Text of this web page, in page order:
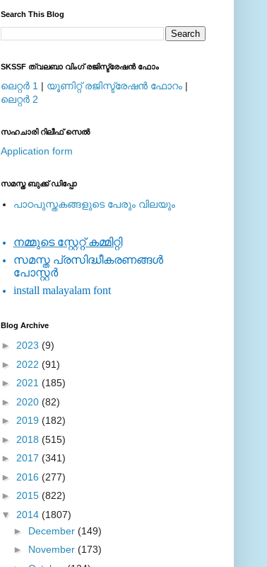
Search This Blog
SKSSF ത്വലബാ വിംഗ് രജിസ്ട്രേഷന്‍ ഫോം
ലെറ്റര്‍ 1 | യൂണിറ്റ് രജിസ്ട്രേഷന്‍ ഫോറം |
ലെറ്റര്‍ 2
സഹചാരി റിലീഫ് സെല്‍
Application form
സമസ്ത ബുക്ക് ഡിപ്പോ
പാഠപുസ്തകങ്ങളുടെ പേരും വിലയും
നമ്മുടെ സ്റ്റേറ്റ് കമ്മിറ്റി
സമസ്ത പ്രസിദ്ധീകരണങ്ങള്‍
പോസ്റ്റര്‍
install malayalam font
Blog Archive
► 2023 (9)
► 2022 (91)
► 2021 (185)
► 2020 (82)
► 2019 (182)
► 2018 (515)
► 2017 (341)
► 2016 (277)
► 2015 (822)
▼ 2014 (1807)
► December (149)
► November (173)